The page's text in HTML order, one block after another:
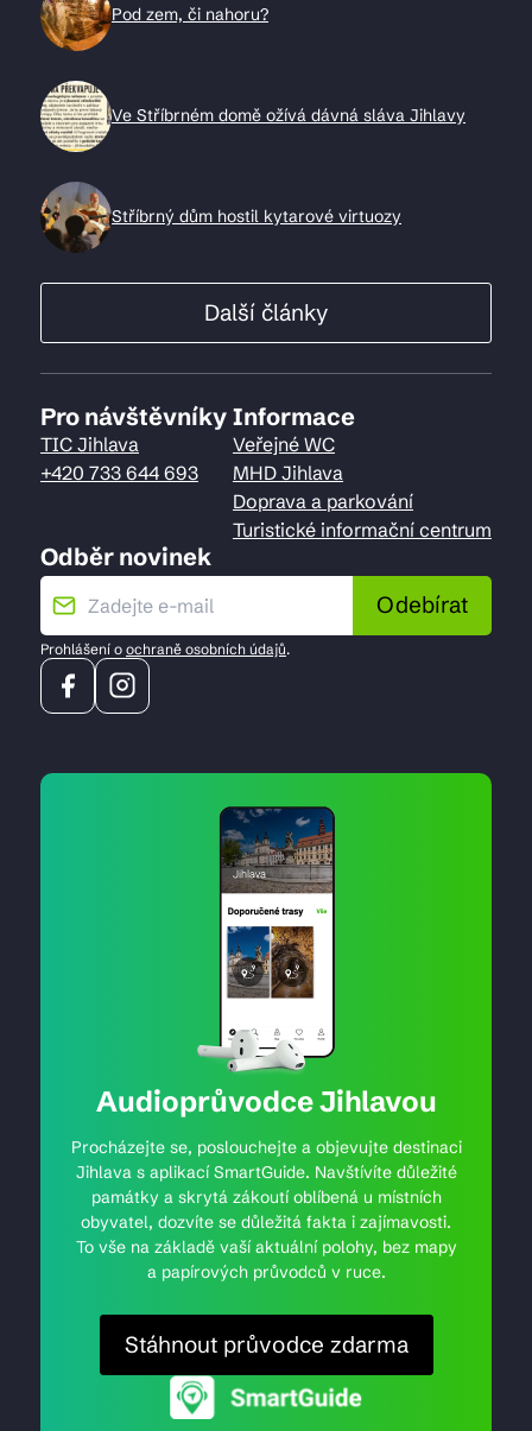
Pod zem, či nahoru?
Ve Stříbrném domě ožívá dávná sláva Jihlavy
Stříbrný dům hostil kytarové virtuozy
Další články
Pro návštěvníky
TIC Jihlava
+420 733 644 693
Informace
Veřejné WC
MHD Jihlava
Doprava a parkování
Turistické informační centrum
Odběr novinek
Odebírat
Prohlášení o ochraně osobních údajů.
Audioprůvodce Jihlavou
Procházejte se, poslouchejte a objevujte destinaci
Jihlava s aplikací SmartGuide. Navštívíte důležité
památky a skrytá zákoutí oblíbená u místních
obyvatel, dozvíte se důležitá fakta i zajímavosti.
To vše na základě vaší aktuální polohy, bez mapy
a papírových průvodců v ruce.
Stáhnout průvodce zdarma